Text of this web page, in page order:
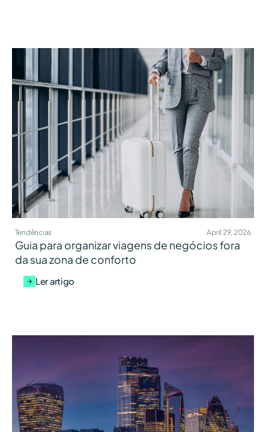
Tendências April 29, 2026
Guia para organizar viagens de negócios fora
da sua zona de conforto
Ler artigo